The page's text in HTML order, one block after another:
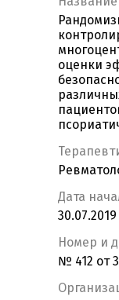
оценки
Дата
Номер и
№ 412 от